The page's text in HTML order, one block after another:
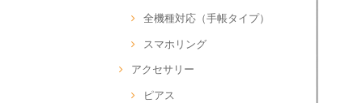
全機種対応（手帳タイプ）
スマホリング
アクセサリー
ピアス